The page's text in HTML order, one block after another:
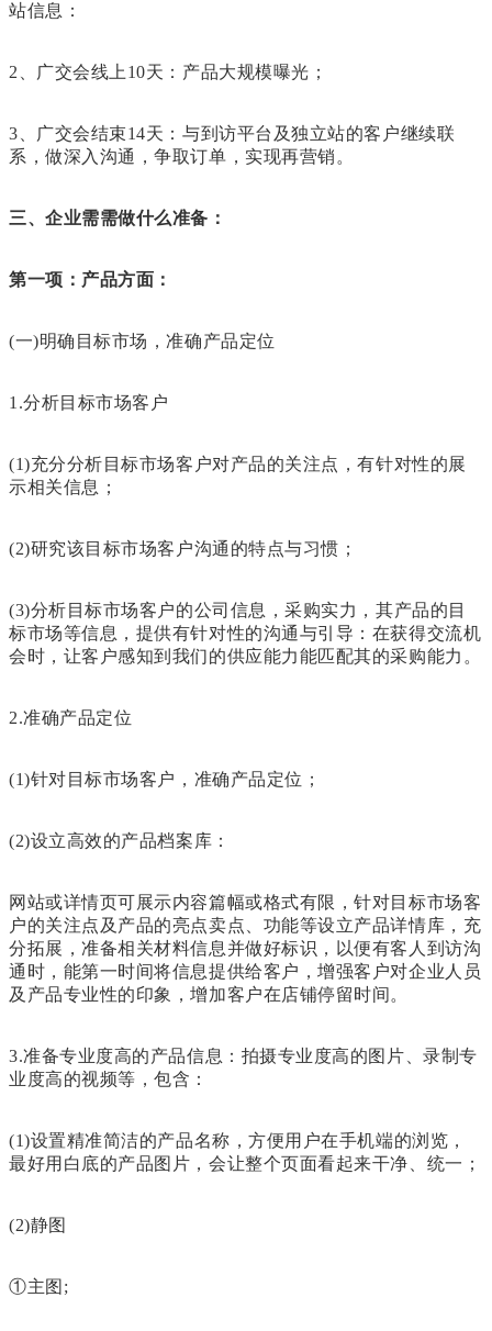
站信息：
2、广交会线上10天：产品大规模曝光；
3、广交会结束14天：与到访平台及独立站的客户继续联
系，做深入沟通，争取订单，实现再营销。
三、企业需需做什么准备：
第一项：产品方面：
(一)明确目标市场，准确产品定位
1.分析目标市场客户
(1)充分分析目标市场客户对产品的关注点，有针对性的展
示相关信息；
(2)研究该目标市场客户沟通的特点与习惯；
(3)分析目标市场客户的公司信息，采购实力，其产品的目
标市场等信息，提供有针对性的沟通与引导：在获得交流机
会时，让客户感知到我们的供应能力能匹配其的采购能力。
2.准确产品定位
(1)针对目标市场客户，准确产品定位；
(2)设立高效的产品档案库：
网站或详情页可展示内容篇幅或格式有限，针对目标市场客
户的关注点及产品的亮点卖点、功能等设立产品详情库，充
分拓展，准备相关材料信息并做好标识，以便有客人到访沟
通时，能第一时间将信息提供给客户，增强客户对企业人员
及产品专业性的印象，增加客户在店铺停留时间。
3.准备专业度高的产品信息：拍摄专业度高的图片、录制专
业度高的视频等，包含：
(1)设置精准简洁的产品名称，方便用户在手机端的浏览，
最好用白底的产品图片，会让整个页面看起来干净、统一；
(2)静图
①主图;